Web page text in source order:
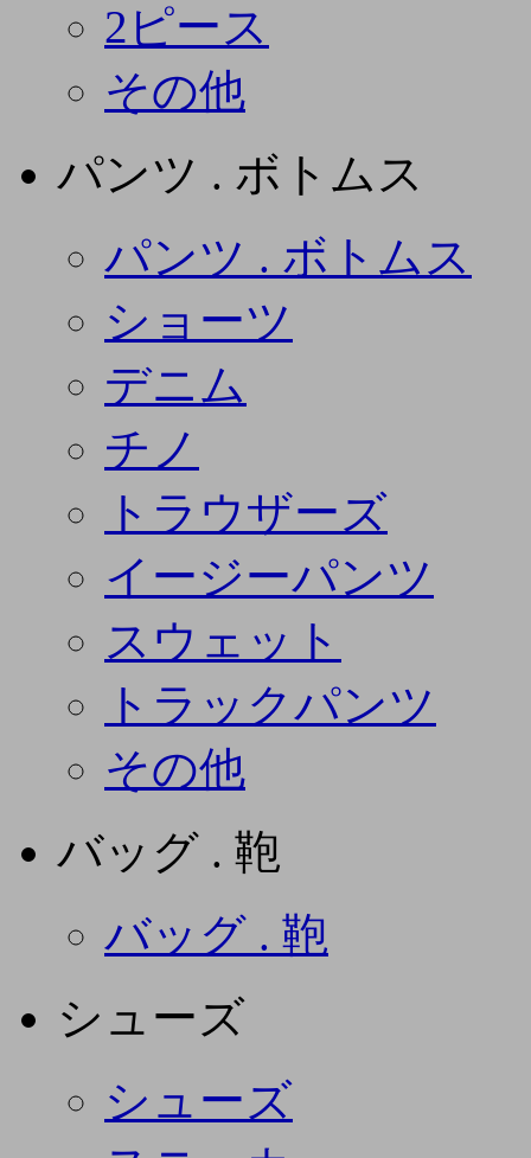
2ピース
その他
パンツ . ボトムス
パンツ . ボトムス
ショーツ
デニム
チノ
トラウザーズ
イージーパンツ
スウェット
トラックパンツ
その他
バッグ . 鞄
バッグ . 鞄
シューズ
シューズ